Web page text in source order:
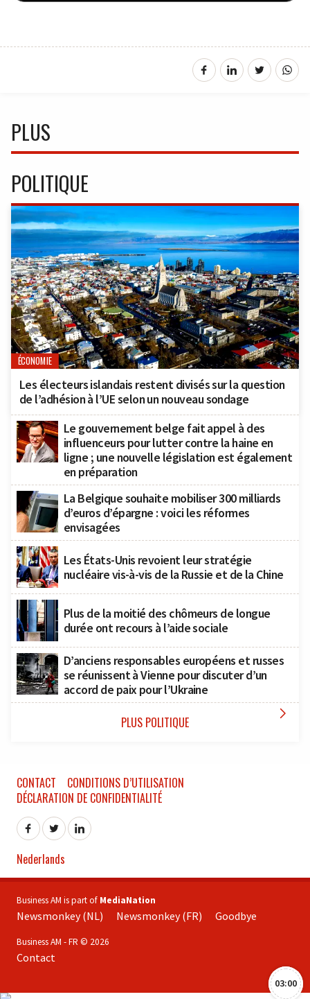
PLUS
POLITIQUE
ÉCONOMIE
Les électeurs islandais restent divisés sur la question
de l’adhésion à l’UE selon un nouveau sondage
Le gouvernement belge fait appel à des
influenceurs pour lutter contre la haine en
ligne ; une nouvelle législation est également
en préparation
La Belgique souhaite mobiliser 300 milliards
d’euros d’épargne : voici les réformes
envisagées
Les États-Unis revoient leur stratégie
nucléaire vis-à-vis de la Russie et de la Chine
Plus de la moitié des chômeurs de longue
durée ont recours à l’aide sociale
D’anciens responsables européens et russes
se réunissent à Vienne pour discuter d’un
accord de paix pour l’Ukraine
PLUS POLITIQUE 
03:00
CONTACT
CONDITIONS D’UTILISATION
DÉCLARATION DE CONFIDENTIALITÉ
Nederlands
Business AM is part of MediaNation
Newsmonkey (NL) Newsmonkey (FR) Goodbye
Business AM - FR © 2026
Contact